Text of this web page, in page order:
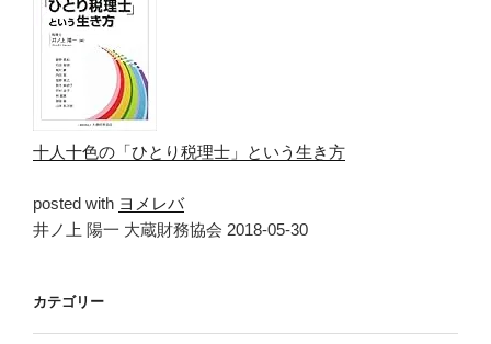
十人十色の「ひとり税理士」という生き方
posted with ヨメレバ
井ノ上 陽一 大蔵財務協会 2018-05-30
カテゴリー